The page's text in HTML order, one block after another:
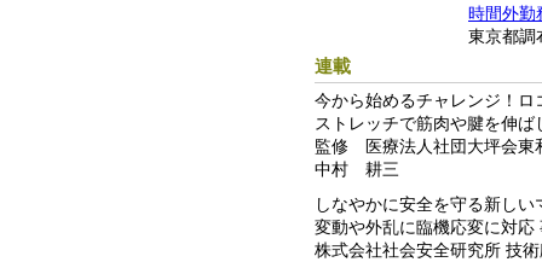
時間外勤
東京都調
連載
今から始めるチャレンジ！
ストレッチで筋肉や腱を伸
監修 医療法人社団大坪会東
中村 耕三
しなやかに安全を守る新し
変動や外乱に臨機応変に対
株式会社社会安全研究所 技